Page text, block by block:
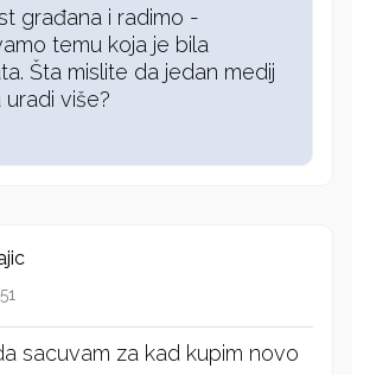
građana i radimo -
temu koja je bila
Šta mislite da jedan medij
više?
sacuvam za kad kupim novo